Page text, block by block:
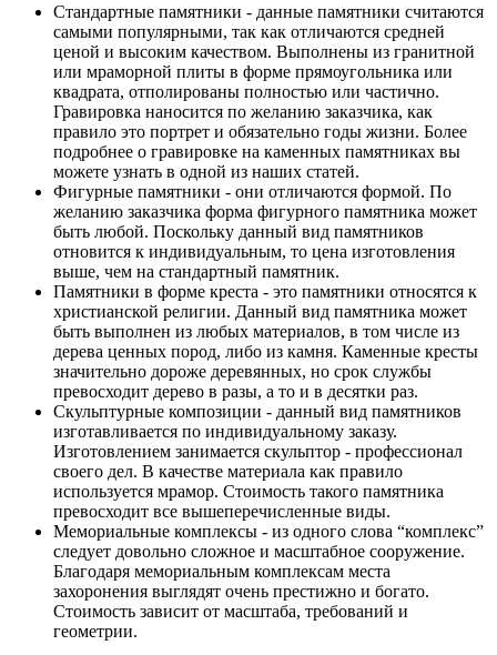
Стандартные памятники - данные памятники считаются
самыми популярными, так как отличаются средней
ценой и высоким качеством. Выполнены из гранитной
или мраморной плиты в форме прямоугольника или
квадрата, отполированы полностью или частично.
Гравировка наносится по желанию заказчика, как
правило это портрет и обязательно годы жизни. Более
подробнее о гравировке на каменных памятниках вы
можете узнать в одной из наших статей.
Фигурные памятники - они отличаются формой. По
желанию заказчика форма фигурного памятника может
быть любой. Поскольку данный вид памятников
отновится к индивидуальным, то цена изготовления
выше, чем на стандартный памятник.
Памятники в форме креста - это памятники относятся к
христианской религии. Данный вид памятника может
быть выполнен из любых материалов, в том числе из
дерева ценных пород, либо из камня. Каменные кресты
значительно дороже деревянных, но срок службы
превосходит дерево в разы, а то и в десятки раз.
Скульптурные композиции - данный вид памятников
изготавливается по индивидуальному заказу.
Изготовлением занимается скульптор - профессионал
своего дел. В качестве материала как правило
используется мрамор. Стоимость такого памятника
превосходит все вышеперечисленные виды.
Мемориальные комплексы - из одного слова “комплекс”
следует довольно сложное и масштабное сооружение.
Благодаря мемориальным комплексам места
захоронения выглядят очень престижно и богато.
Стоимость зависит от масштаба, требований и
геометрии.